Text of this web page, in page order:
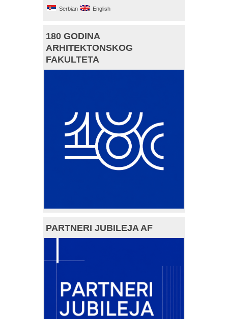
Serbian English
180 GODINA
ARHITEKTONSKOG
FAKULTETA
PARTNERI JUBILEJA AF